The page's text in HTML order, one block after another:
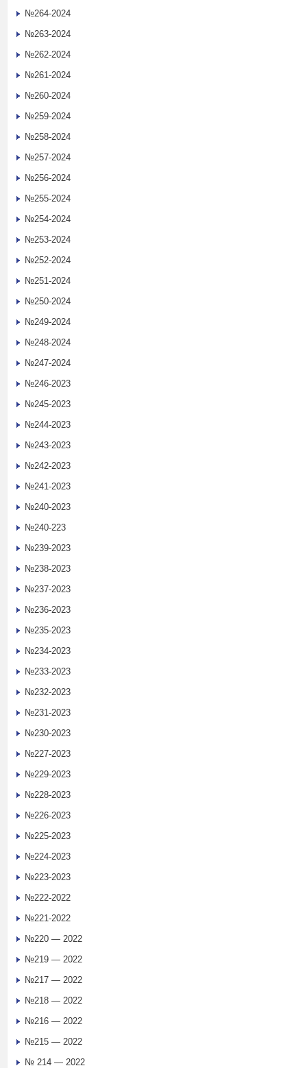
№264-2024
№263-2024
№262-2024
№261-2024
№260-2024
№259-2024
№258-2024
№257-2024
№256-2024
№255-2024
№254-2024
№253-2024
№252-2024
№251-2024
№250-2024
№249-2024
№248-2024
№247-2024
№246-2023
№245-2023
№244-2023
№243-2023
№242-2023
№241-2023
№240-2023
№240-223
№239-2023
№238-2023
№237-2023
№236-2023
№235-2023
№234-2023
№233-2023
№232-2023
№231-2023
№230-2023
№227-2023
№229-2023
№228-2023
№226-2023
№225-2023
№224-2023
№223-2023
№222-2022
№221-2022
№220 — 2022
№219 — 2022
№217 — 2022
№218 — 2022
№216 — 2022
№215 — 2022
№ 214 — 2022